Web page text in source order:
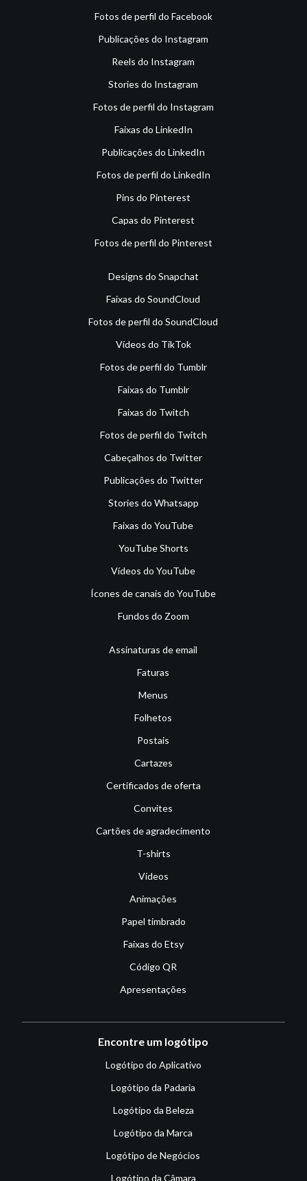
Fotos de perfil do Facebook
Publicações do Instagram
Reels do Instagram
Stories do Instagram
Fotos de perfil do Instagram
Faixas do LinkedIn
Publicações do LinkedIn
Fotos de perfil do LinkedIn
Pins do Pinterest
Capas do Pinterest
Fotos de perfil do Pinterest
Designs do Snapchat
Faixas do SoundCloud
Fotos de perfil do SoundCloud
Vídeos do TikTok
Fotos de perfil do Tumblr
Faixas do Tumblr
Faixas do Twitch
Fotos de perfil do Twitch
Cabeçalhos do Twitter
Publicações do Twitter
Stories do Whatsapp
Faixas do YouTube
YouTube Shorts
Vídeos do YouTube
Ícones de canais do YouTube
Fundos do Zoom
Assinaturas de email
Faturas
Menus
Folhetos
Postais
Cartazes
Certificados de oferta
Convites
Cartões de agradecimento
T-shirts
Vídeos
Animações
Papel timbrado
Faixas do Etsy
Código QR
Apresentações
Encontre um logótipo
Logótipo do Aplicativo
Logótipo da Padaria
Logótipo da Beleza
Logótipo da Marca
Logótipo de Negócios
Logótipo da Câmara